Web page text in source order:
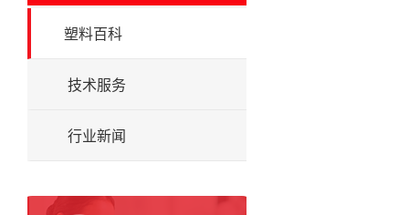
塑料百科
技术服务
行业新闻